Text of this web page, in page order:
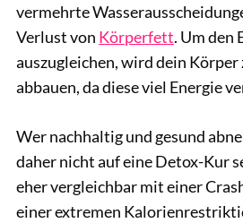
vermehrte
Verlust von Körperfett. Um den
auszugleichen, wird dein Körper
abbauen, da diese viel Energie
Wer nachhaltig und gesund
daher nicht auf eine Detox-Kur
eher vergleichbar mit einer
einer extremen